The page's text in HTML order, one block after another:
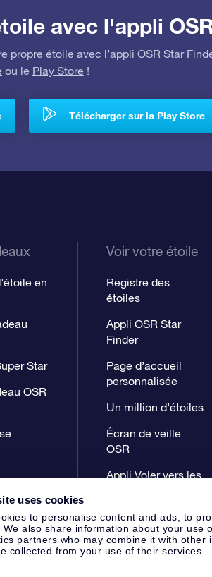
uses cookies
to personalise content and ads, to
also share information about your use
partners who may combine it with other
collected from your use of their services.
avec l'appli
propre étoile avec l’appli OSR Star
ou le Play Store !
Télécharger sur la Play Store
en
Star
OSR
Voir votre étoile
Registre des
étoiles
Appli OSR Star
Finder
Page d’accueil
personnalisée
Un million d’étoiles
Écran de veille
OSR
Appli Voler vers les